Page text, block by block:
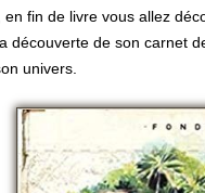
en fin de livre vous allez
découverte de son carnet
univers.